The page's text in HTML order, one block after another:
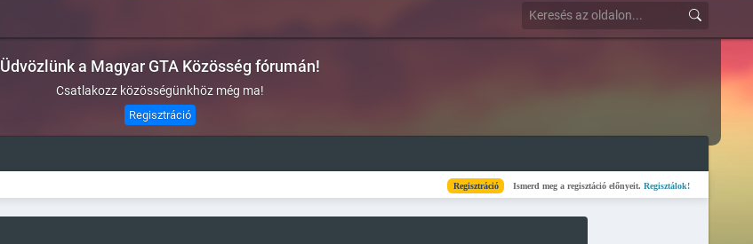
Üdvözlünk a Magyar GTA Közösség fórumán!
Csatlakozz közösségünkhöz még ma!
Regisztráció
Regisztráció Ismerd meg a regisztáció előnyeit.Regisztálok! Kész